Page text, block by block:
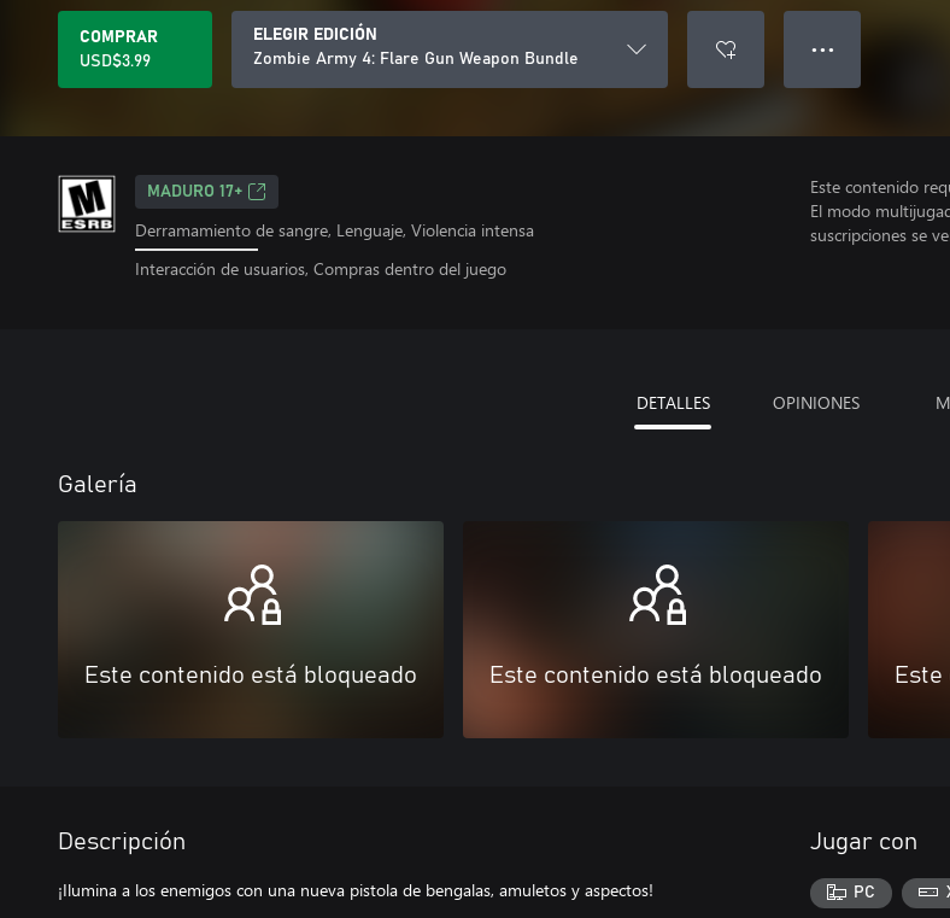
COMPRAR
USD$3.99
ELEGIR EDICIÓN
Zombie Army 4: Flare Gun Weapon Bundle
● ● ●
MADURO 17+
Derramamiento de sangre, Lenguaje, Violencia intensa
Interacción de usuarios, Compras dentro del juego
Este contenido
El modo
suscripciones se
DETALLES OPINIONES
Galería
Este contenido está bloqueado Este contenido está bloqueado
Descripción
¡Ilumina a los enemigos con una nueva pistola de bengalas, amuletos y aspectos!
Jugar con
PC